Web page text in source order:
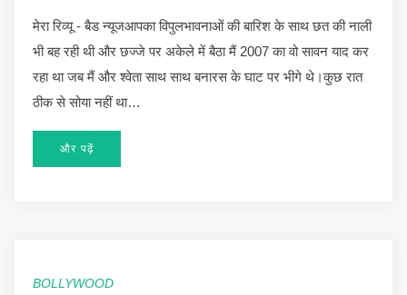
मेरा रिव्यू - बैड न्यूजआपका विपुलभावनाओं की बारिश के साथ छत की नाली
भी बह रही थी और छज्जे पर अकेले में बैठा मैं 2007 का वो सावन याद कर
रहा था जब मैं और श्वेता साथ साथ बनारस के घाट पर भीगे थे।कुछ रात
ठीक से सोया नहीं था…
और पढ़ें
BOLLYWOOD